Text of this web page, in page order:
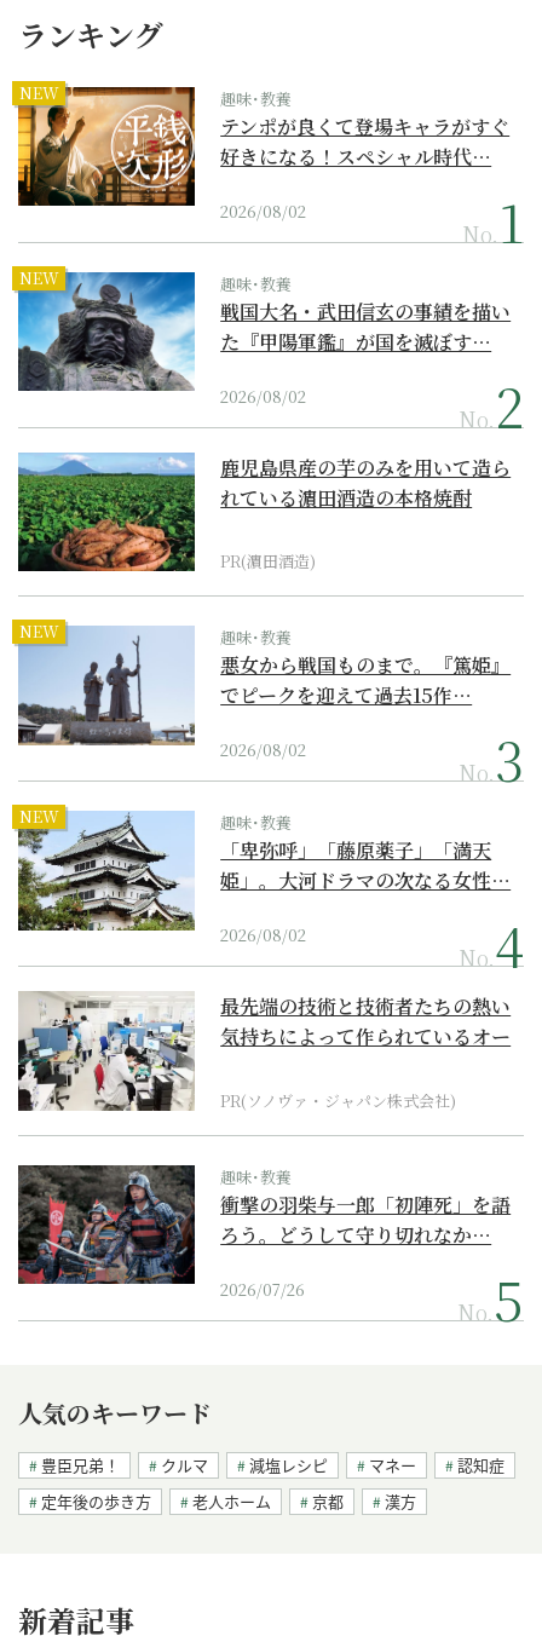
ランキング
NEW 趣味･教養
テンポが良くて登場キャラがすぐ
好きになる！スペシャル時代…
2026/08/02
No.
NEW 趣味･教養
戦国大名・武田信玄の事績を描い
た『甲陽軍鑑』が国を滅ぼす…
2026/08/02
No.
鹿児島県産の芋のみを用いて造ら
れている濵田酒造の本格焼酎
PR(濵田酒造)
NEW 趣味･教養
悪女から戦国ものまで。『篤姫』
でピークを迎えて過去15作…
2026/08/02
No.
NEW 趣味･教養
「卑弥呼」「藤原薬子」「満天
姫」。大河ドラマの次なる女性…
2026/08/02
No.
最先端の技術と技術者たちの熱い
気持ちによって作られているオー
PR(ソノヴァ・ジャパン株式会社)
趣味･教養
衝撃の羽柴与一郎「初陣死」を語
ろう。どうして守り切れなか…
2026/07/26
No.
人気のキーワード
豊臣兄弟！ クルマ 減塩レシピ マネー
認知症
定年後の歩き方
老人ホーム 京都 漢方
新着記事